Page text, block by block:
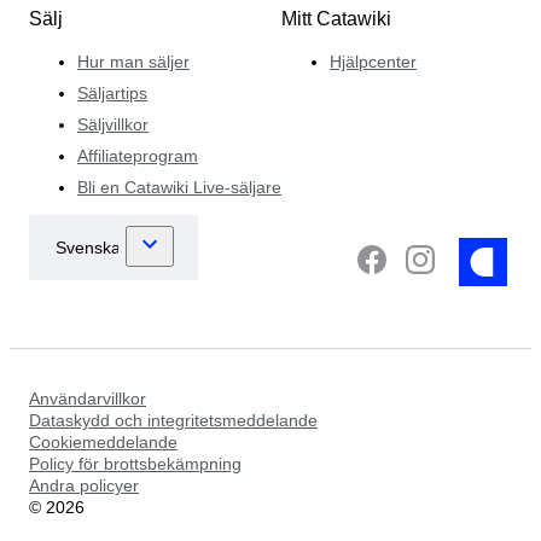
Sälj
Hur man säljer
Säljartips
Säljvillkor
Affiliateprogram
Bli en Catawiki Live-säljare
Mitt Catawiki
Hjälpcenter
Användarvillkor
Dataskydd och integritetsmeddelande
Cookiemeddelande
Policy för brottsbekämpning
Andra policyer
© 2026